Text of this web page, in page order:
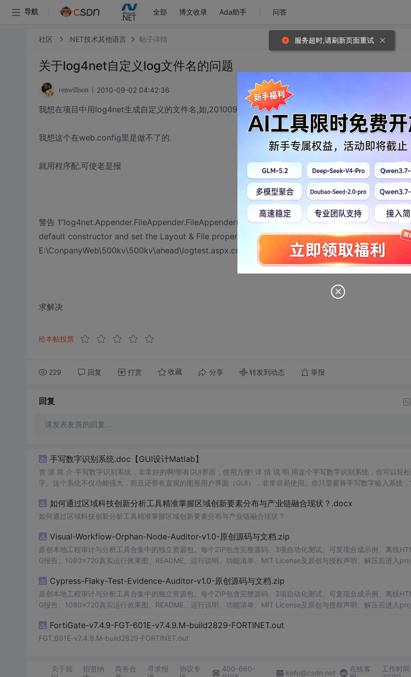
导航 全部 博文收录 Ada助手 问答
社区 .NET技术其他语言 帖子详情
关于log4net自定义log文件名的问题
renwillson 2010-09-02 04:42:36
我想在项目中用log4net生成自定义的文件名,如,20100902.log
我想这个在web.config里是做不了的.
就用程序配.可使老是报
警告 1“log4net.Appender.FileAppender.FileAppender(log4net.Layout.ILayout, string)”已过时
default constructor and set the Layout & File properties”
E:\ConpanyWeb\500kv\500kv\ahead\logtest.aspx.cs3015500kv
求解决
给本帖投票
229 回复 打赏 收藏 分享 转发到动态 举报
回复
请发表友善的回复…
手写数字识别系统.doc【GUI设计Matlab】
资 源 简 介 手写数字识别系统，非常好的啊!带有GUI界面，使用方便! 详 情 说 明 用这个手写数字识别系统，你可以轻
字。这个系统不仅功能强大，而且还带有直观的图形用户界面（GUI），非常容易使用。你只需要将手写数字输入系统，
便和实用的工具，你一定会喜欢它的！
如何通过区域科技创新分析工具精准掌握区域创新要素分布与产业链融合现状？.docx
如何通过区域科技创新分析工具精准掌握区域创新要素分布与产业链融合现状？
Visual-Workflow-Orphan-Node-Auditor-v1.0-原创源码与文档.zip
原创本地工程审计与分析工具合集中的独立资源包。每个ZIP包含完整源码、3项自动化测试、可复现合成示例、离线
G报告、1080×720真实运行效果图、README、运行说明、功能清单、MIT License及原创与授权声明。解压后进入
源码、Logo、官方截图、论文、生产日志或其他受限素材。适合前端开发、AI应用工程、测试审计和课程实践。
Cypress-Flaky-Test-Evidence-Auditor-v1.0-原创源码与文档.zip
原创本地工程审计与分析工具合集中的独立资源包。每个ZIP包含完整源码、3项自动化测试、可复现合成示例、离线
G报告、1080×720真实运行效果图、README、运行说明、功能清单、MIT License及原创与授权声明。解压后进入
源码、Logo、官方截图、论文、生产日志或其他受限素材。适合前端开发、AI应用工程、测试审计和课程实践。
FortiGate-v7.4.9-FGT-601E-v7.4.9.M-build2829-FORTINET.out
FGT_601E-v7.4.9.M-build2829-FORTINET.out
关于我
招贤纳
商务合
寻求报
协议专
400-660-
kefu@csdn.net
在线客
工作时
服务超时,请刷新页面重试